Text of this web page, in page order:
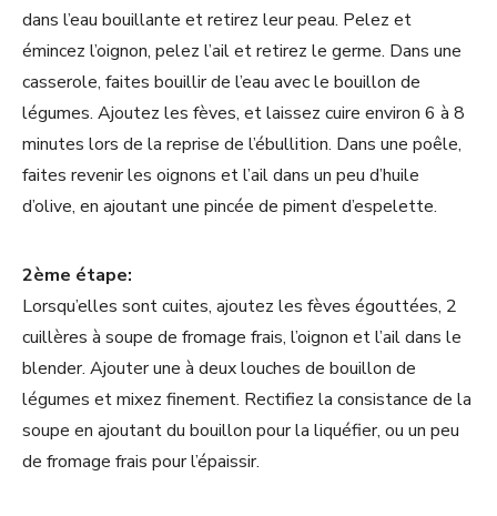
dans l’eau bouillante et retirez leur peau. Pelez et
émincez l’oignon, pelez l’ail et retirez le germe. Dans une
casserole, faites bouillir de l’eau avec le bouillon de
légumes. Ajoutez les fèves, et laissez cuire environ 6 à 8
minutes lors de la reprise de l’ébullition. Dans une poêle,
faites revenir les oignons et l’ail dans un peu d’huile
d’olive, en ajoutant une pincée de piment d’espelette.
2ème étape:
Lorsqu’elles sont cuites, ajoutez les fèves égouttées, 2
cuillères à soupe de fromage frais, l’oignon et l’ail dans le
blender. Ajouter une à deux louches de bouillon de
légumes et mixez finement. Rectifiez la consistance de la
soupe en ajoutant du bouillon pour la liquéfier, ou un peu
de fromage frais pour l’épaissir.